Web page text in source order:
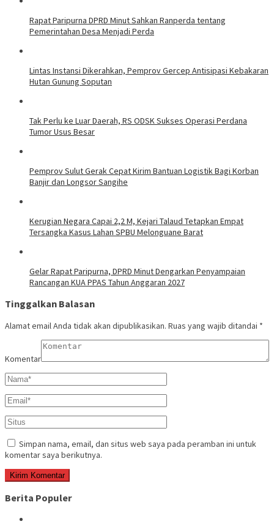
Rapat Paripurna DPRD Minut Sahkan Ranperda tentang
Pemerintahan Desa Menjadi Perda
Lintas Instansi Dikerahkan, Pemprov Gercep Antisipasi Kebakaran
Hutan Gunung Soputan
Tak Perlu ke Luar Daerah, RS ODSK Sukses Operasi Perdana
Tumor Usus Besar
Pemprov Sulut Gerak Cepat Kirim Bantuan Logistik Bagi Korban
Banjir dan Longsor Sangihe
Kerugian Negara Capai 2,2 M, Kejari Talaud Tetapkan Empat
Tersangka Kasus Lahan SPBU Melonguane Barat
Gelar Rapat Paripurna, DPRD Minut Dengarkan Penyampaian
Rancangan KUA PPAS Tahun Anggaran 2027
Tinggalkan Balasan
Alamat email Anda tidak akan dipublikasikan. Ruas yang wajib ditandai *
Komentar
Simpan nama, email, dan situs web saya pada peramban ini untuk
komentar saya berikutnya.
Berita Populer